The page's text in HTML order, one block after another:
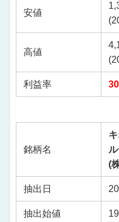
安値
高値
利益率
銘柄名
(
抽出日
抽出始値